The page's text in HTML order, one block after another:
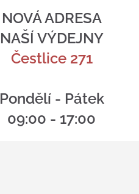
NOVÁ ADRESA
NAŠÍ VÝDEJNY
Čestlice 271
Pondělí - Pátek
09:00 - 17:00